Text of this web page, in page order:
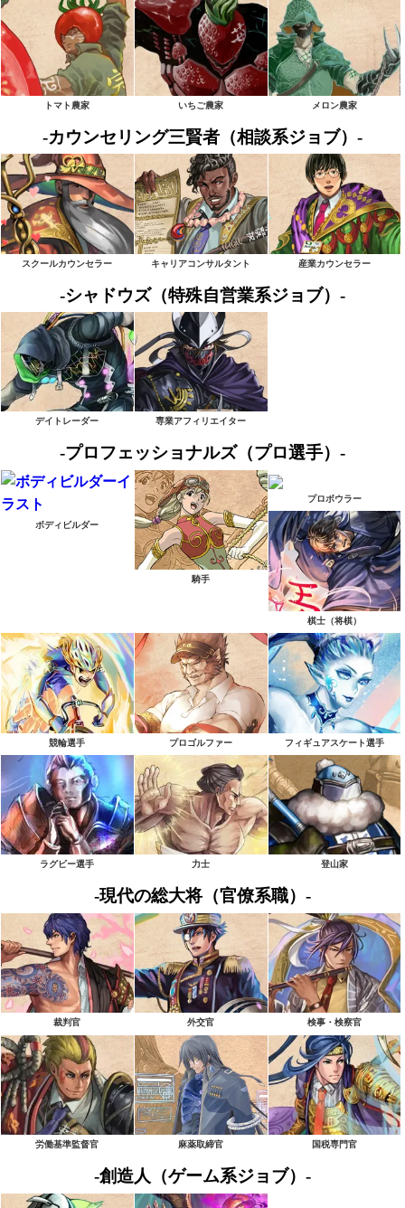
トマト農家 いちご農家 メロン農家
-カウンセリング三賢者（相談系ジョブ）-
スクールカウンセラー キャリアコンサルタント 産業カウンセラー
-シャドウズ（特殊自営業系ジョブ）-
デイトレーダー 専業アフィリエイター
-プロフェッショナルズ（プロ選手）-
ボディビルダー
騎手
プロボウラー
棋士（将棋）
競輪選手 プロゴルファー フィギュアスケート選手
ラグビー選手 力士 登山家
-現代の総大将（官僚系職）-
裁判官 外交官 検事・検察官
労働基準監督官 麻薬取締官 国税専門官
-創造人（ゲーム系ジョブ）-